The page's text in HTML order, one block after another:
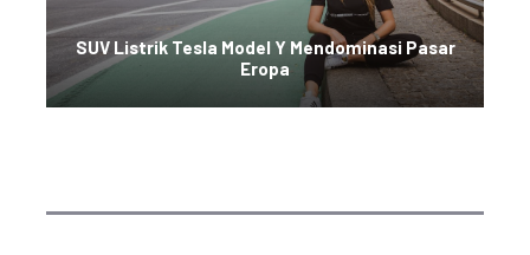
SUV Listrik Tesla Model Y Mendominasi Pasar
Eropa